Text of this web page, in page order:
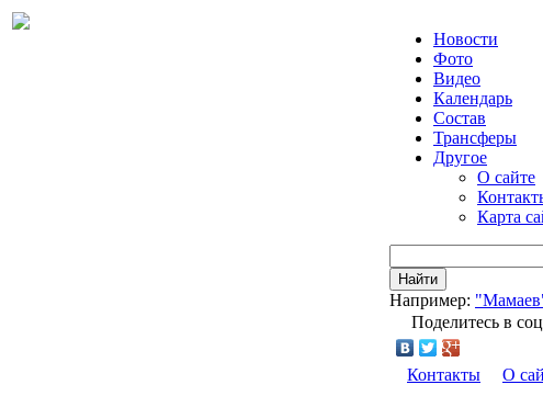
Новости
Фото
Видео
Календарь
Состав
Трансферы
Другое
О сайте
Карта
Найти
Например:
Поделитесь в
Контакты О